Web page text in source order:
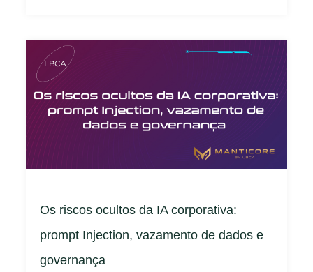
Os riscos ocultos da IA corporativa:
prompt Injection, vazamento de dados e
governança